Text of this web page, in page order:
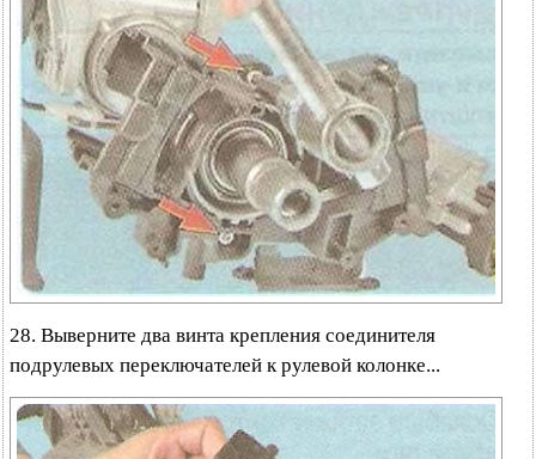
28. Выверните два винта крепления соединителя
подрулевых переключателей к рулевой колонке...